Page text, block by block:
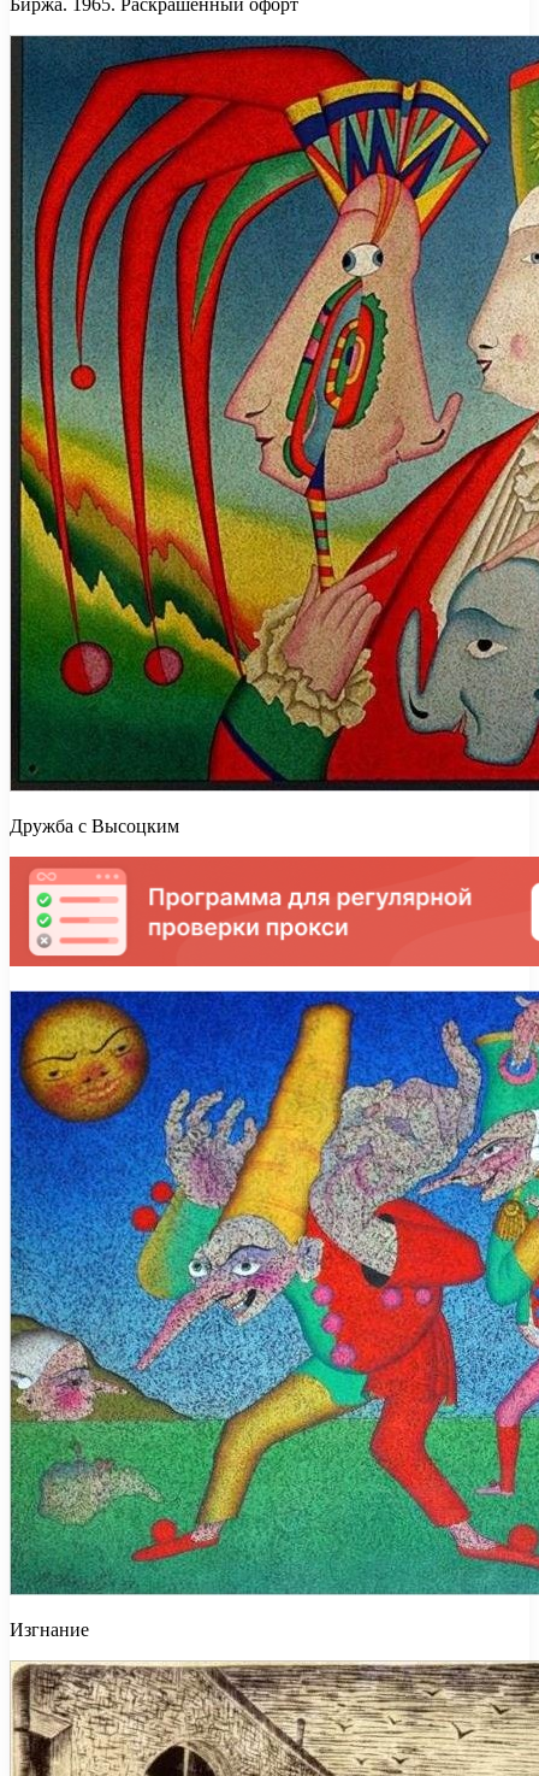
Дружба с Высоцким
Изгнание